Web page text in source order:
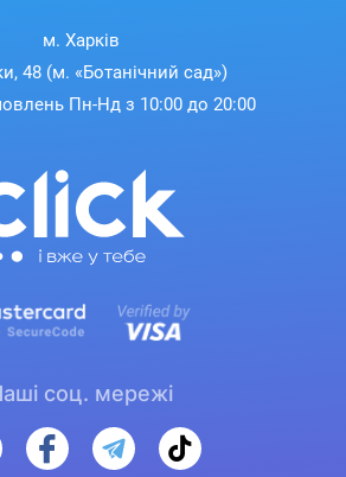
м. Харків
48 (м. «Ботанічний сад»)
Пн-Нд з 10:00 до 20:00
соц. мережі